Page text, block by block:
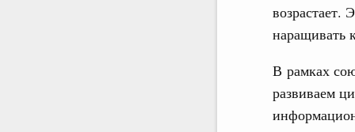
возрастает.
наращивать
В рамках
развиваем